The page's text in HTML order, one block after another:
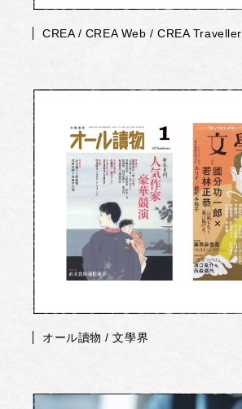
CREA / CREA Web / CREA Traveller
オール讀物 / 文學界